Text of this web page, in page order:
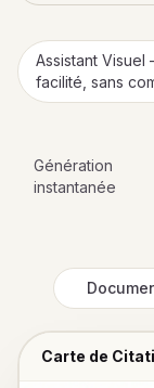
Assistant
facilité, sans
Génération
instantanée
Carte de